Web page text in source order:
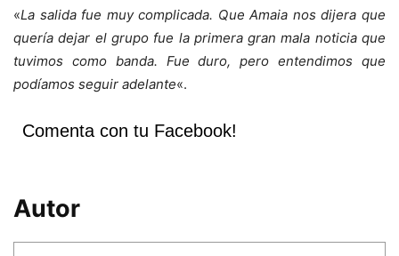
«La salida fue muy complicada. Que Amaia nos dijera que
quería dejar el grupo fue la primera gran mala noticia que
tuvimos como banda. Fue duro, pero entendimos que
podíamos seguir adelante«.
Comenta con tu Facebook!
Autor